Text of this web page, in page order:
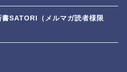
SATORI（メルマガ読者様限